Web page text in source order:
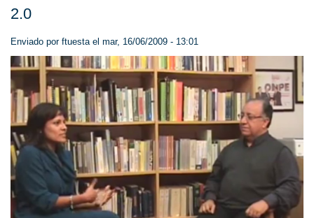
2.0
Enviado por ftuestael mar, 16/06/2009 - 13:01